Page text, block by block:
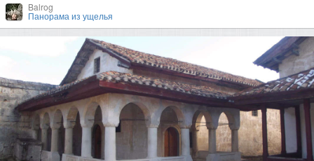
Balrog
Панорама из ущелья